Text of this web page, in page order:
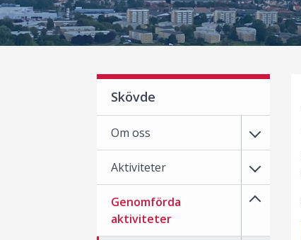
Skövde
Om oss
Aktiviteter
Genomförda
aktiviteter